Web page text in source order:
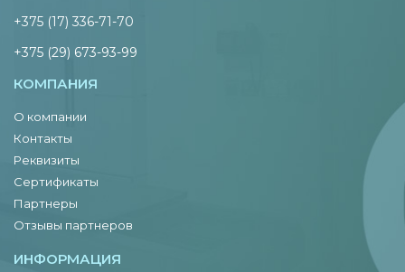
+375 (17) 336-71-70
+375 (29) 673-93-99
КОМПАНИЯ
О компании
Контакты
Реквизиты
Сертификаты
Партнеры
Отзывы партнеров
ИНФОРМАЦИЯ